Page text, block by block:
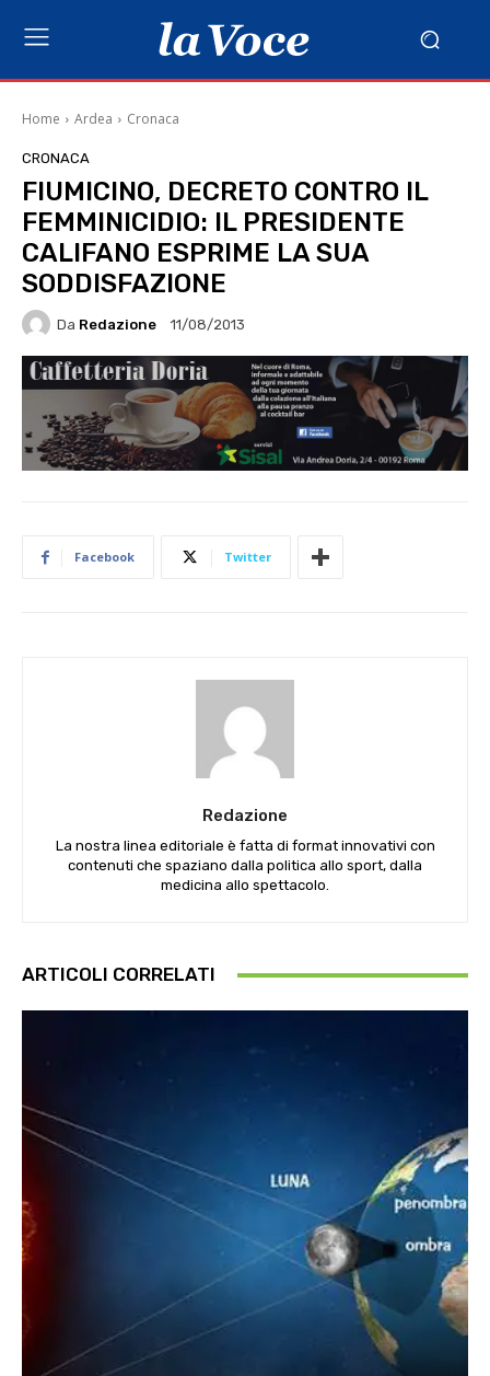
Home Ardea Cronaca
CRONACA
FIUMICINO, DECRETO CONTRO IL
FEMMINICIDIO: IL PRESIDENTE
CALIFANO ESPRIME LA SUA
SODDISFAZIONE
Da Redazione 11/08/2013
Facebook Twitter
Redazione
La nostra linea editoriale è fatta di format innovativi con
contenuti che spaziano dalla politica allo sport, dalla
medicina allo spettacolo.
ARTICOLI CORRELATI